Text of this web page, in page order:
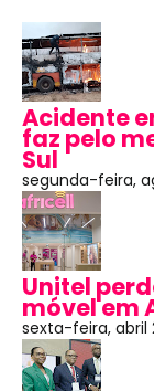
Acidente
faz pelo
Sul
segunda-feira,
Unitel
móvel em
sexta-feira, abril